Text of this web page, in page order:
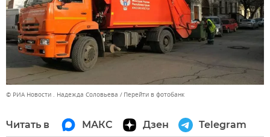
© РИА Новости . Надежда Соловьева Перейти в фотобанк
Читать в МАКС Дзен Telegram